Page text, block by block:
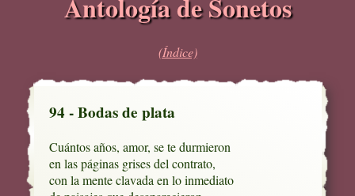
Antología de Sonetos
(Índice)
94 - Bodas de plata
Cuántos años, amor, se te durmieron
en las páginas grises del contrato,
con la mente clavada en lo inmediato